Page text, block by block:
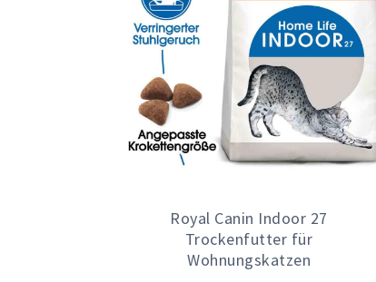
Royal Canin Indoor 27
Trockenfutter für
Wohnungskatzen